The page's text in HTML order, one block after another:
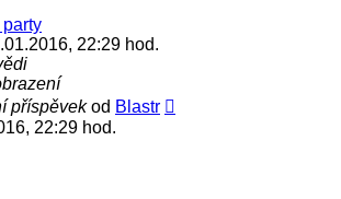
22:29 hod.
příspěvekod Blastr
22:29 hod.